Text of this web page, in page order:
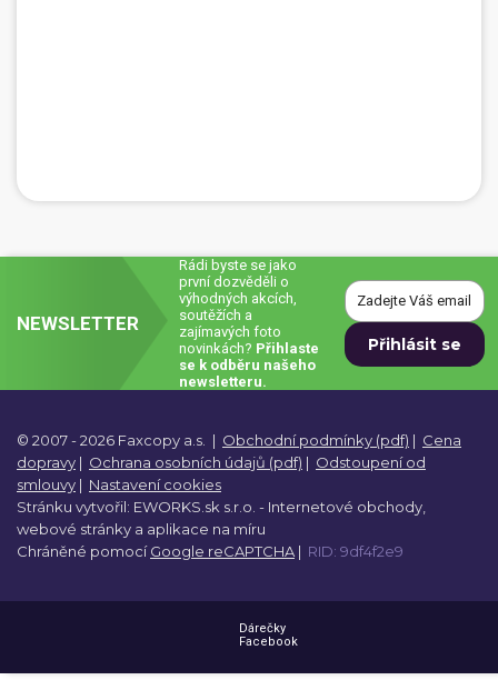
PO-PÁ 8:00 - 16:00
+420 516 770 521 eshop@faxcopy.cz
Produkty
Novinky Blog
Kontakty
Můj profil
NEWSLETTER
Rádi byste se jako
první dozvěděli o
výhodných akcích,
soutěžích a
zajímavých foto
novinkách? Přihlaste
se k odběru našeho
newsletteru.
© 2007 - 2026 Faxcopy a.s. | Obchodní podmínky (pdf) | Cena
dopravy | Ochrana osobních údajů (pdf) | Odstoupení od
smlouvy | Nastavení cookies
Stránku vytvořil: EWORKS.sk s.r.o. - Internetové obchody,
webové stránky a aplikace na míru
Chráněné pomocíGoogle reCAPTCHA | RID: 9df4f2e9
Dárečky
Facebook